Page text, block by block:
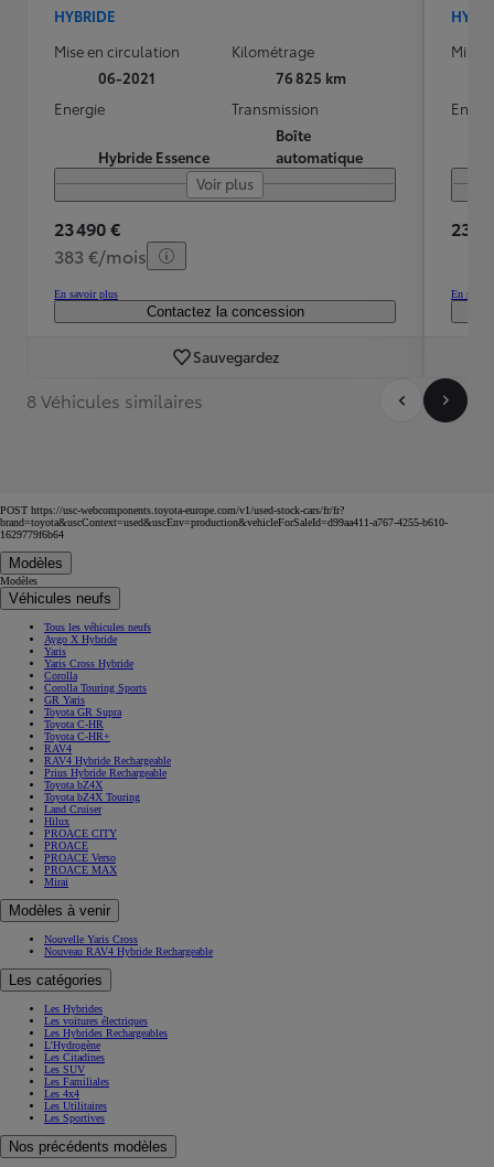
HYBRIDE
Mise en circulation
06-2021
Kilométrage
76 825 km
Energie
Hybride Essence
Transmission
Boîte
automatique
Voir plus
23 490 €
383 €/mois
En savoir plus
Contactez la concession
Sauvegardez
Mise
23
En
8 Véhicules similaires
POST https://usc-webcomponents.toyota-europe.com/v1/used-stock-cars/fr/fr?
brand=toyota&uscContext=used&uscEnv=production&vehicleForSaleId=d99aa411-a767-4255-b610-
1629779f6b64
Modèles
Modèles
Véhicules neufs
Tous les véhicules neufs
Aygo X Hybride
Yaris
Yaris Cross Hybride
Corolla
Corolla Touring Sports
GR Yaris
Toyota GR Supra
Toyota C-HR
Toyota C-HR+
RAV4
RAV4 Hybride Rechargeable
Prius Hybride Rechargeable
Toyota bZ4X
Toyota bZ4X Touring
Land Cruiser
Hilux
PROACE CITY
PROACE
PROACE Verso
PROACE MAX
Mirai
Modèles à venir
Nouvelle Yaris Cross
Nouveau RAV4 Hybride Rechargeable
Les catégories
Les Hybrides
Les voitures électriques
Les Hybrides Rechargeables
L'Hydrogène
Les Citadines
Les SUV
Les Familiales
Les 4x4
Les Utilitaires
Les Sportives
Nos précédents modèles